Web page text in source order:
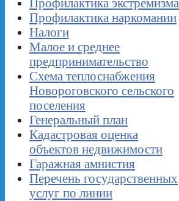
Профилактика наркомании
Налоги
Малое и среднее
предпринимательство
Схема теплоснабжения
Новороговского сельского
поселения
Генеральный план
Кадастровая оценка
объектов недвижимости
Гаражная амнистия
Перечень государственных
услуг по линии